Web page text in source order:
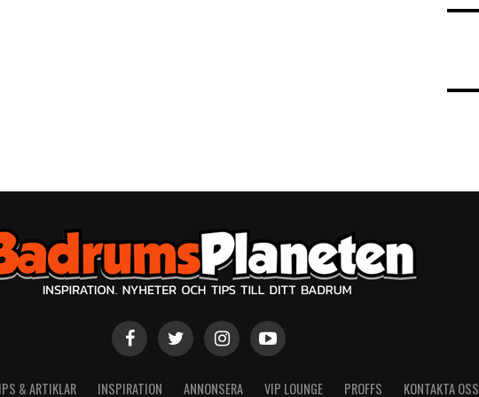
& ARTIKLAR INSPIRATION ANNONSERA VIP LOUNGE PROFFS KONTAKTA OSS